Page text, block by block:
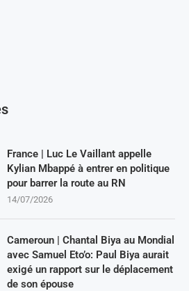
France | Luc Le Vaillant appelle
Kylian Mbappé à entrer en politique
pour barrer la route au RN
14/07/2026
Cameroun | Chantal Biya au Mondial
avec Samuel Eto’o: Paul Biya aurait
exigé un rapport sur le déplacement
de son épouse